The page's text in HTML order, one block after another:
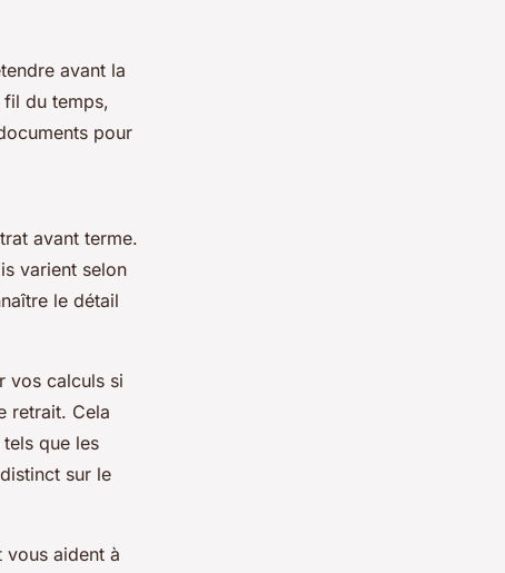
avant la
fil du temps,
pour
avant terme.
varient selon
le détail
vos calculs si
retrait. Cela
tels que les
sur le
aident à